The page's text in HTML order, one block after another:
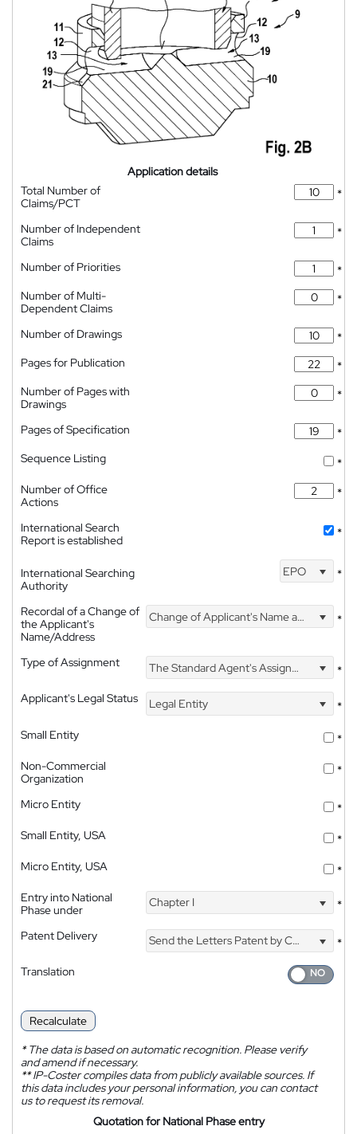
Application details
Total Number of
Claims/PCT
*
Number of Independent
Claims
*
Number of Priorities
*
Number of Multi-
Dependent Claims
*
Number of Drawings
*
Pages for Publication
*
Number of Pages with
Drawings
*
Pages of Specification
*
Sequence Listing
*
Number of Office
Actions
*
International Search
Report is established
*
International Searching
Authority
EPO *
Recordal of a Change of
the Applicant's
Name/Address
Change of Applicant's Name and Address *
Type of Assignment The Standard Agent's Assignment
*
Applicant's Legal Status
Legal Entity
*
Small Entity
*
Non-Commercial
Organization
*
Micro Entity
*
Small Entity, USA
*
Micro Entity, USA
*
Entry into National
Phase under
Chapter I *
Patent Delivery Send the Letters Patent by Courier
*
Translation
Recalculate
*The data is based on automatic recognition. Please verify
and amend if necessary.
**IP-Coster compiles data from publicly available sources. If
this data includes your personal information, you can contact
us to request its removal.
Quotation for National Phase entry